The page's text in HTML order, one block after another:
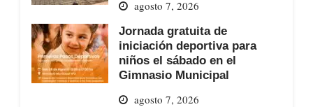
agosto 7, 2026
Jornada gratuita de
iniciación deportiva para
niños el sábado en el
Gimnasio Municipal
agosto 7, 2026